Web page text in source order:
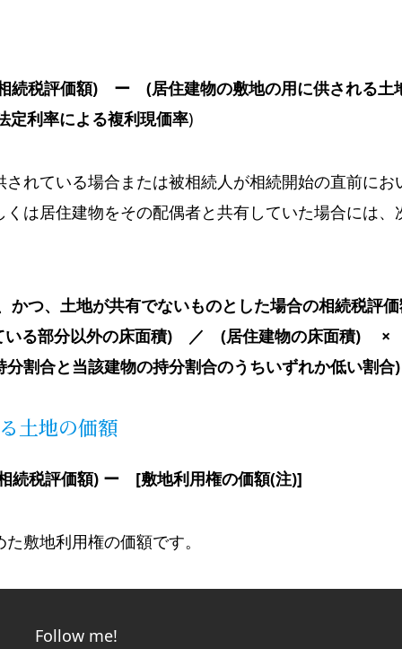
続税評価額) ー (居住建物の敷地の用に供される土
利率による複利現価率)
れている場合または被相続人が相続開始の直前にお
は居住建物をその配偶者と共有していた場合には、
かつ、土地が共有でないものとした場合の相続税評
る部分以外の床面積) ／ (居住建物の床面積)
割合と当該建物の持分割合のうちいずれか低い割合)
土地の価額
続税評価額) ー [敷地利用権の価額(注)]
敷地利用権の価額です。
Follow me!